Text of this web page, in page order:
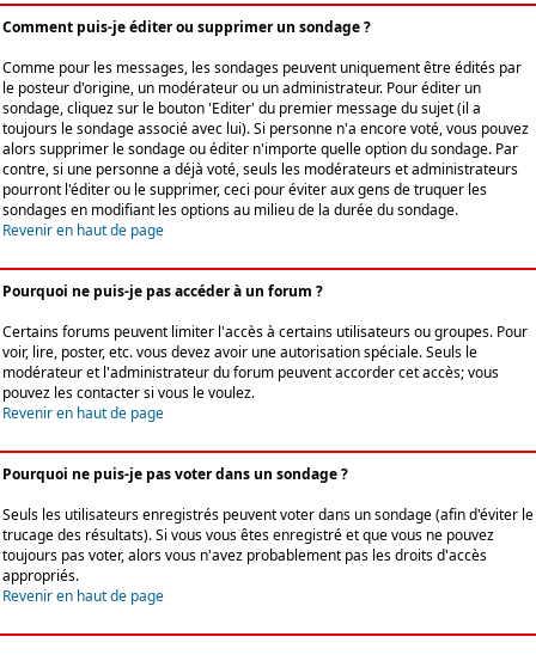
Comment puis-je éditer ou supprimer un sondage ?
Comme pour les messages, les sondages peuvent uniquement être édités par
le posteur d'origine, un modérateur ou un administrateur. Pour éditer un
sondage, cliquez sur le bouton 'Editer' du premier message du sujet (il a
toujours le sondage associé avec lui). Si personne n'a encore voté, vous pouvez
alors supprimer le sondage ou éditer n'importe quelle option du sondage. Par
contre, si une personne a déjà voté, seuls les modérateurs et administrateurs
pourront l'éditer ou le supprimer, ceci pour éviter aux gens de truquer les
sondages en modifiant les options au milieu de la durée du sondage.
Revenir en haut de page
Pourquoi ne puis-je pas accéder à un forum ?
Certains forums peuvent limiter l'accès à certains utilisateurs ou groupes. Pour
voir, lire, poster, etc. vous devez avoir une autorisation spéciale. Seuls le
modérateur et l'administrateur du forum peuvent accorder cet accès; vous
pouvez les contacter si vous le voulez.
Revenir en haut de page
Pourquoi ne puis-je pas voter dans un sondage ?
Seuls les utilisateurs enregistrés peuvent voter dans un sondage (afin d'éviter le
trucage des résultats). Si vous vous êtes enregistré et que vous ne pouvez
toujours pas voter, alors vous n'avez probablement pas les droits d'accès
appropriés.
Revenir en haut de page